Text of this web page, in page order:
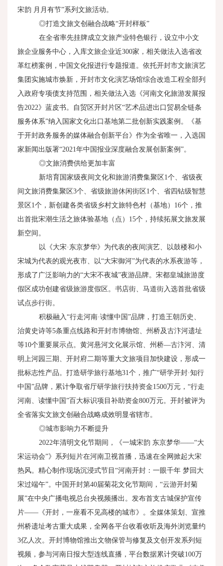
宋韵 月月有节”系列文旅活动。
◎打造文旅文创融合战略“开封样板”
在全省率先挂牌成立文旅产业特色银行，设立中小文
旅企业服务中心，入库文旅企业近300家，相关做法入选省改
革红榜案例，中国文化报进行专题报道。依托开封市文旅演艺
集团实施城市焕新，开封市文化演艺场馆综合改造工程全部列
入政府专项债支持范围，相关做法入选《河南文化旅游发展报
告2022》蓝皮书。自贸区开封片区“艺术品进出口贸易全链条
服务体系”纳入国家文化出口基地第二批创新实践案例。《基
于开封政务服务的媒体融合创新平台》作为全省唯一，入选国
家新闻出版署“2021年中国报业深度融合发展创新案例”。
◎文旅消费供给更加丰富
新培育国家级夜间文化和旅游消费集聚区 1个、省级夜
间文旅消费集聚区3个、省级旅游休闲街区 1个、省四钻级智慧
景区 1个，新创建各类省级乡村文旅特色村（基地） 16个，推
出首批宋潮生活之旅体验基地（点） 15个，持续拓展文旅发展
新空间。
以《大宋·东京梦华》为代表的夜间演艺、以鼓楼和小
宋城为代表的观光夜市、以“大宋御河”为代表的水系夜游等，
形成了广泛影响力的“大宋不夜城”夜游品牌。宋都皇城旅游度
假区成功创建省级旅游度假区。书店街、马道街入选首批省级
试点步行街。
积极融入“行走河南·读懂中国”品牌，打造王朝历史、
治黄史诗等5条重点线路和开封市博物馆、州桥及古汴河遗址
等10个重要展示点。黄河悬河文化展示馆、州桥—古汴河、清
明上河园三期、开封府二期等重大文旅项目加快建设，形成一
批标志性产品。打造研学旅行基地31个，推广“研学开封·知行
中国”品牌，累计争取省厅研学旅行扶持资金1500万元，“行走
河南、读懂中国”百大标识项目补助资金800万元。开封被评为
全省落实文旅文创融合战略成效明显省辖市。
◎城市影响力不断提升
2022年清明文化节期间，《一城宋韵 东京梦华——“大
宋运动会”》系列短片在河南卫视首播，迅速在全网掀起大宋
热风。精心制作现场沉浸式节目“河南开封：一眼千年 梦回大
宋过端午”。中国开封第40届菊花文化节期间，“云游开封菊
展”在中央广播电视总台央视频播出。发布首支古城保护宣传
片——《开封，一座看不见高楼的城市》。全媒体策划、宣推
州桥遗址考古重大成果，全网各平台收看收听及海外浏览量约
3亿人次。开封博物馆推出文物保管与修复及文创开发系列短
视频，参与河南日报大型连线直播，平台数据累计突破100万